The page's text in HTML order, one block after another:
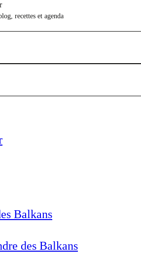
recettes et agenda
Balkans
des Balkans